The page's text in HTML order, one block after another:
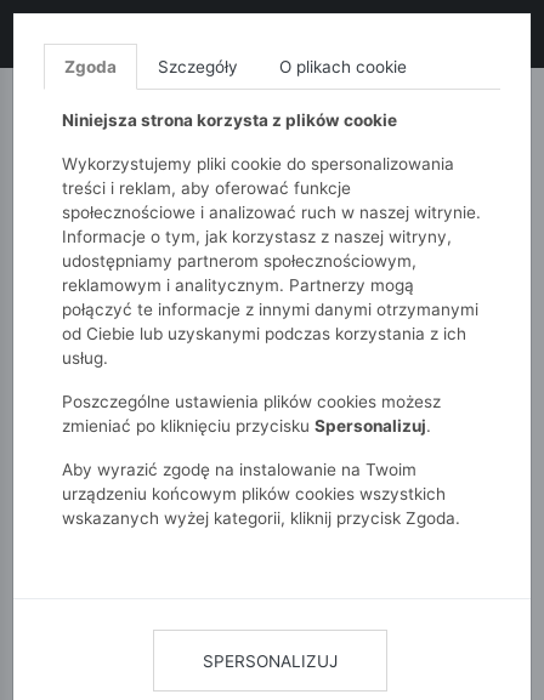
MONNARI QUIOSQUE
51015kids
Chłopcy 2-7 lat
Bluzka z długim rękawem w paski z kieszonką dla chłopca
Zgoda Szczegóły O plikach cookie
Niniejsza strona korzysta z plików cookie
Wykorzystujemy pliki cookie do spersonalizowania
treści i reklam, aby oferować funkcje
społecznościowe i analizować ruch w naszej witrynie.
Informacje o tym, jak korzystasz z naszej witryny,
udostępniamy partnerom społecznościowym,
reklamowym i analitycznym. Partnerzy mogą
połączyć te informacje z innymi danymi otrzymanymi
od Ciebie lub uzyskanymi podczas korzystania z ich
usług.
Poszczególne ustawienia plików cookies możesz
zmieniać po kliknięciu przycisku Spersonalizuj.
Aby wyrazić zgodę na instalowanie na Twoim
urządzeniu końcowym plików cookies wszystkich
wskazanych wyżej kategorii, kliknij przycisk Zgoda.
SPERSONALIZUJ